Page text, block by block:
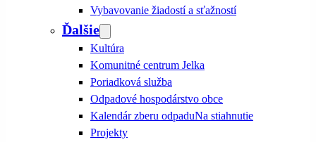
Vybavovanie žiadostí a sťažností
Ďalšie
Kultúra
Komunitné centrum Jelka
Poriadková služba
Odpadové hospodárstvo obce
Kalendár zberu odpaduNa stiahnutie
Projekty